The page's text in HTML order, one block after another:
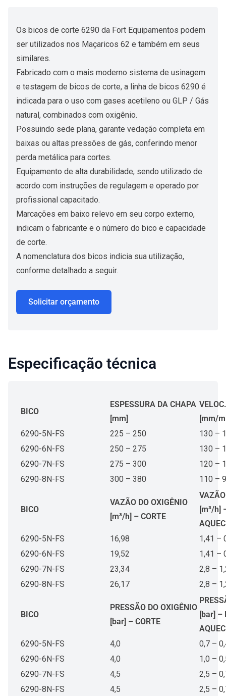
Os bicos de corte 6290 da Fort Equipamentos podem
ser utilizados nos Maçaricos 62 e também em seus
similares.
Fabricado com o mais moderno sistema de usinagem
e testagem de bicos de corte, a linha de bicos 6290 é
indicada para o uso com gases acetileno ou GLP / Gás
natural, combinados com oxigênio.
Possuindo sede plana, garante vedação completa em
baixas ou altas pressões de gás, conferindo menor
perda metálica para cortes.
Equipamento de alta durabilidade, sendo utilizado de
acordo com instruções de regulagem e operado por
profissional capacitado.
Marcações em baixo relevo em seu corpo externo,
indicam o fabricante e o número do bico e capacidade
de corte.
A nomenclatura dos bicos indicia sua utilização,
conforme detalhado a seguir.
Solicitar orçamento
Especificação técnica
BICO
ESPESSURA DA CHAPA
[mm]
[mm/
6290-5N-FS
225 – 250
130 –
6290-6N-FS
250 – 275
130 –
6290-7N-FS
275 – 300
120 –
6290-8N-FS
300 – 380 110 –
BICO
VAZÃO DO OXIGÊNIO
[m³/h] – CORTE
[m³/h]
6290-5N-FS
16,98
1,41 –
6290-6N-FS
19,52
1,41 –
6290-7N-FS
23,34
2,8 –
6290-8N-FS
26,17 2,8 –
BICO
PRESSÃO DO OXIGÊNIO
[bar] – CORTE
[bar] –
6290-5N-FS
4,0
0,7 –
6290-6N-FS
4,0
1,0 –
6290-7N-FS
4,5
2,5 –
6290-8N-FS
4,5 2,5 –